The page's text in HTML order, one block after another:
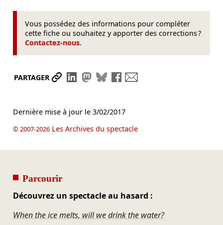
Vous possédez des informations pour compléter
cette fiche ou souhaitez y apporter des corrections ?
Contactez-nous.
PARTAGER Partager le lien
Partager sur LinkedIn
Partager sur Mastodon
Partager sur Bluesky
Partager sur Facebook
Dernière mise à jour le 3/02/2017
© 2007-2026Les Archives du spectacle
Parcourir
Découvrez un spectacle au hasard :
When the ice melts, will we drink the water?